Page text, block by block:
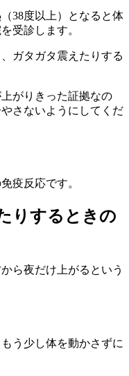
38度以上）となると体
受診します。
ガタガタ震えたりする
がりきった証拠なの
さないようにしてくだ
疫反応です。
りするときの
ら夜だけ上がるという
う少し体を動かさずに